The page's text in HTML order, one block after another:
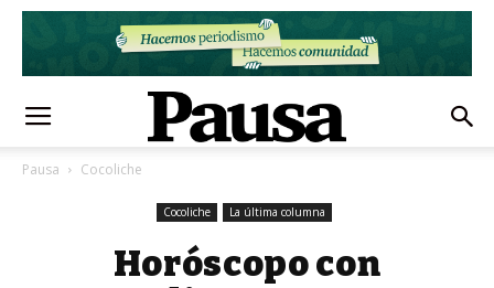
Pausa Cocoliche
Cocoliche La última columna
Horóscopo con